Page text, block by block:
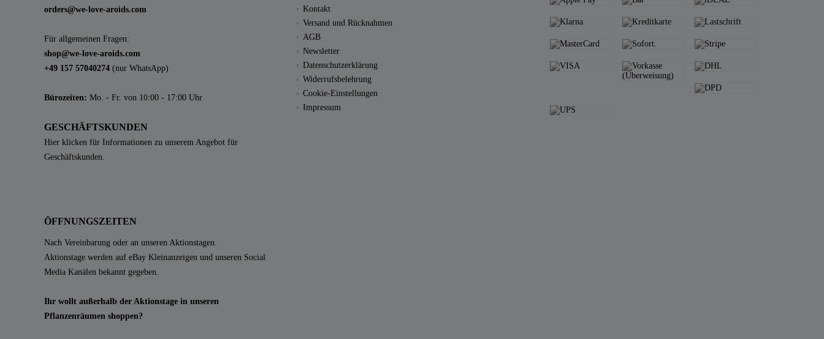
orders@we-love-aroids.com
Für allgemeinen Fragen:
shop@we-love-aroids.com
+49 157 57040274 (nur WhatsApp)
Bürozeiten: Mo. - Fr. von 10:00 - 17:00 Uhr
GESCHÄFTSKUNDEN
Hier klicken für Informationen zu unserem Angebot für
Geschäftskunden.
Kontakt
Versand und Rücknahmen
AGB
Newsletter
Datenschutzerklärung
Widerrufsbelehrung
Cookie-Einstellungen
Impressum
ÖFFNUNGSZEITEN
Nach Vereinbarung oder an unseren Aktionstagen.
Aktionstage werden auf eBay Kleinanzeigen und unseren Social
Media Kanälen bekannt gegeben.
Ihr wollt außerhalb der Aktionstage in unseren
Pflanzenräumen shoppen?